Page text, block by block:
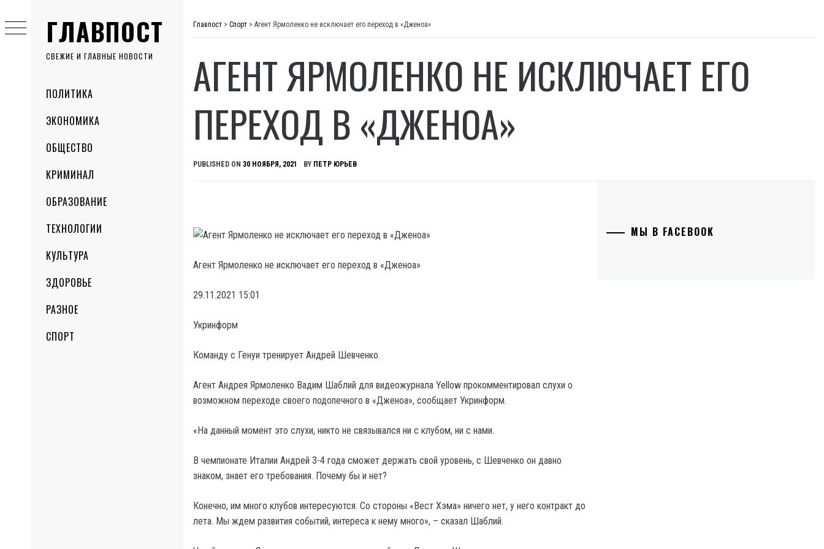
ГЛАВПОСТ
СВЕЖИЕ И ГЛАВНЫЕ НОВОСТИ
MenuПОЛИТИКА
ЭКОНОМИКА
ОБЩЕСТВО
КРИМИНАЛ
ОБРАЗОВАНИЕ
ТЕХНОЛОГИИ
КУЛЬТУРА
ЗДОРОВЬЕ
РАЗНОЕ
СПОРТ
to
content
Главпост > Спорт > Агент Ярмоленко не исключает его переход в «Дженоа»
АГЕНТ ЯРМОЛЕНКО НЕ ИСКЛЮЧАЕТ ЕГО
ПЕРЕХОД В «ДЖЕНОА»
PUBLISHED ON 30 НОЯБРЯ, 2021 BY ПЕТР ЮРЬЕВ
Агент Ярмоленко не исключает его переход в «Дженоа»
29.11.2021 15:01
Укринформ
Команду с Генуи тренирует Андрей Шевченко.
Агент Андрея Ярмоленко Вадим Шаблий для видеожурнала Yellow прокомментировал слухи о
возможном переходе своего подопечного в «Дженоа», сообщает Укринформ.
«На данный момент это слухи, никто не связывался ни с клубом, ни с нами.
В чемпионате Италии Андрей 3-4 года сможет держать свой уровень, с Шевченко он давно
знаком, знает его требования. Почему бы и нет?
Конечно, им много клубов интересуются. Со стороны «Вест Хэма» ничего нет, у него контракт до
лета. Мы ждем развития событий, интереса к нему много», – сказал Шаблий.
МЫ В FACEBOOK